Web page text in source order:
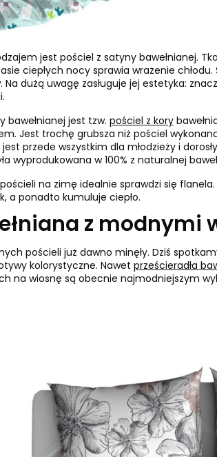
jest pościel z satyny bawełnianej.
ciepłych nocy sprawia wrażenie
Na dużą uwagę zasługuje jej estetyka:
bawełnianej jest tzw. pościel z kory
Jest trochę grubsza niż pościel
przede wszystkim dla młodzieży i
wyprodukowana w 100% z naturalnej
na zimę idealnie sprawdzi się flanela.
a ponadto kumuluje ciepło.
z modnymi
pościeli już dawno minęły. Dziś
kolorystyczne. Nawet prześcieradła
na wiosnę są obecnie najmodniejszym